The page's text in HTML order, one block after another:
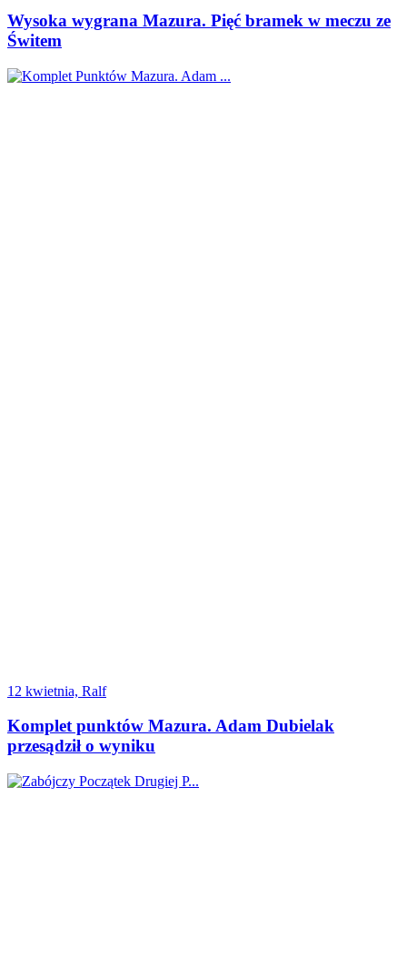
Wysoka wygrana Mazura. Pięć bramek w meczu ze
Świtem
12 kwietnia, Ralf
Komplet punktów Mazura. Adam Dubielak
przesądził o wyniku